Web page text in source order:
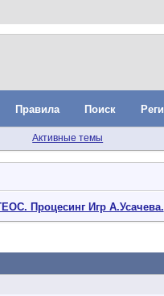
Правила Поиск
Активные темы
Процесинг Игр А.Усачева.